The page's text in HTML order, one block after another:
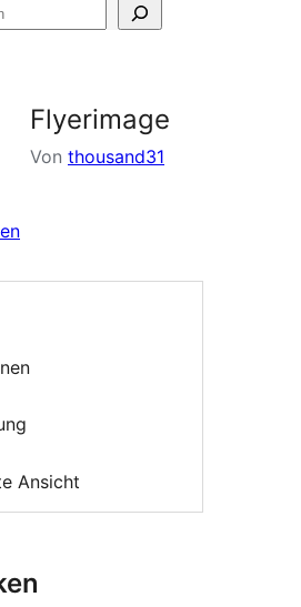
Flyerimage
Von thousand31
Ansicht